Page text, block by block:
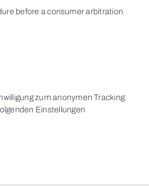
before a consumer arbitration
zum anonymen Tracking
Einstellungen